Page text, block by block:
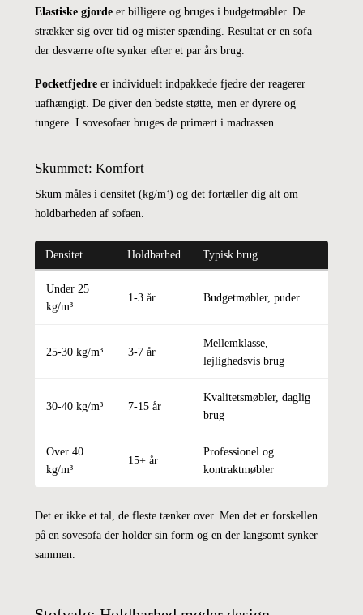
Elastiske gjordeer billigere og bruges i budgetmøbler. De
strækker sig over tid og mister spænding. Resultat er en sofa
der desværre ofte synker efter et par års brug.
Pocketfjedreer individuelt indpakkede fjedre der reagerer
uafhængigt. De giver den bedste støtte, men er dyrere og
tungere. I sovesofaer bruges de primært i madrassen.
Skummet: Komfort
Skum måles i densitet (kg/m³) og det fortæller dig alt om
holdbarheden af sofaen.
Densitet Holdbarhed Typisk brug
Under 25
kg/m³
1-3 år Budgetmøbler, puder
25-30 kg/m³ 3-7 år
Mellemklasse,
lejlighedsvis brug
30-40 kg/m³ 7-15 år
Kvalitetsmøbler, daglig
brug
Over 40
kg/m³
15+ år
Professionel og
kontraktmøbler
Det er ikke et tal, de fleste tænker over. Men det er forskellen
på en sovesofa der holder sin form og en der langsomt synker
sammen.